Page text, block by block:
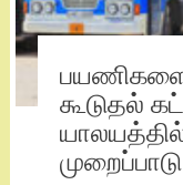
கூடுதல்
முறைப்பாடு